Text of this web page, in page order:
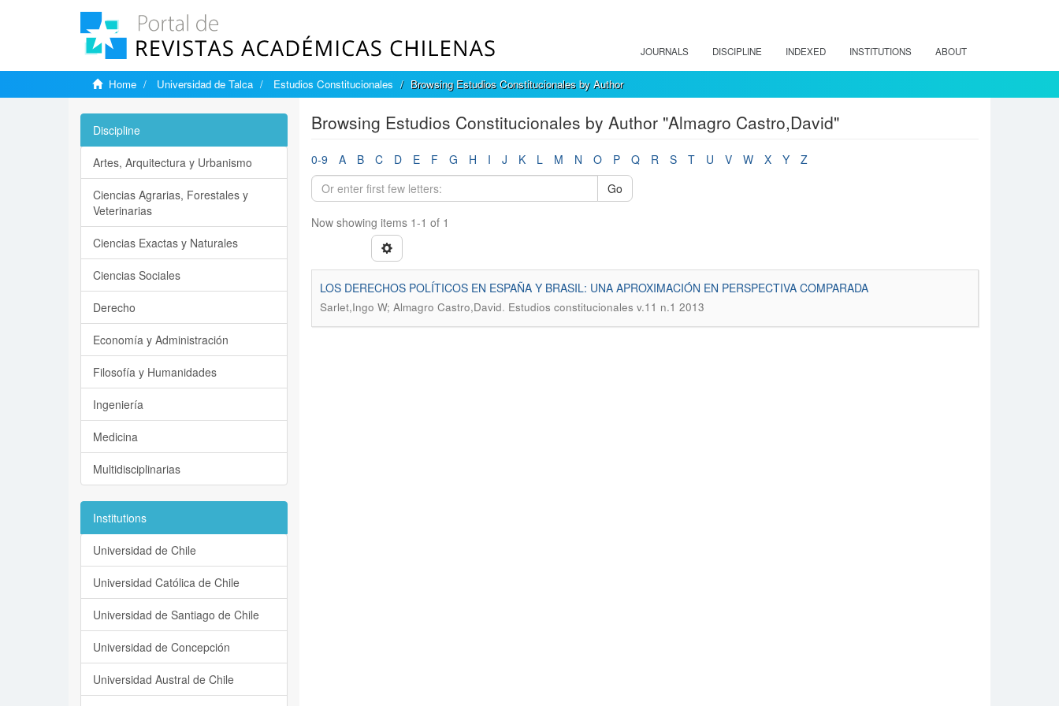
JOURNALS DISCIPLINE INDEXED INSTITUTIONS ABOUT
Home Universidad de Talca Estudios Constitucionales Browsing Estudios Constitucionales by Author
Browsing Estudios Constitucionales by Author "Almagro Castro,David"
0-9 A B C D E F G H I J K L M N O P Q R S T U V W X Y
Z
Go
Now showing items 1-1 of 1
LOS DERECHOS POLÍTICOS EN ESPAÑA Y BRASIL: UNA APROXIMACIÓN EN PERSPECTIVA COMPARADA
Sarlet,Ingo W; Almagro Castro,David. Estudios constitucionales v.11 n.1 2013
Discipline
Artes, Arquitectura y Urbanismo
Ciencias Agrarias, Forestales y
Veterinarias
Ciencias Exactas y Naturales
Ciencias Sociales
Derecho
Economía y Administración
Filosofía y Humanidades
Ingeniería
Medicina
Multidisciplinarias
Institutions
Universidad de Chile
Universidad Católica de Chile
Universidad de Santiago de Chile
Universidad de Concepción
Universidad Austral de Chile